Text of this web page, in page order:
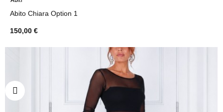
Abito Chiara Option 1
150,00 €